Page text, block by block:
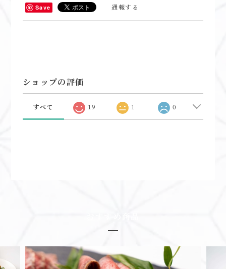
Save 通報する
ショップの評価
すべて 19 1 0
おすすめ商品